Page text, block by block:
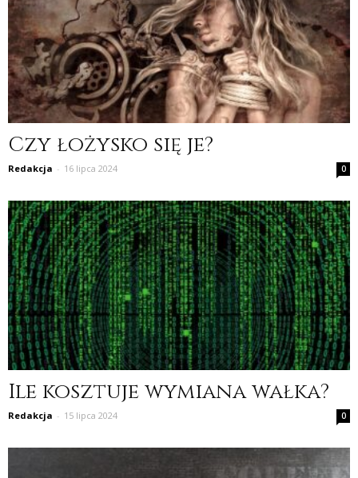
Czy łożysko się je?
Redakcja - 16 lipca 2024 0
Ile kosztuje wymiana wałka?
Redakcja - 15 lipca 2024 0